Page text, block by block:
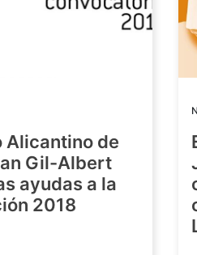
Alicantino de
Gil-Albert
ayudas a la
2018